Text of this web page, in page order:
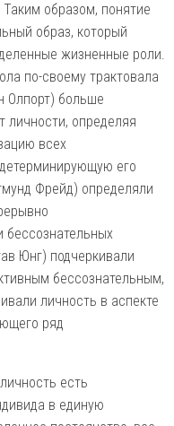
образом, понятие
образ, который
жизненные роли.
по-своему трактовала
Олпорт) больше
личности, определяя
всех
его
Фрейд) определяли
бессознательных
Юнг) подчеркивали
бессознательным,
личность в аспекте
ряд
есть
в единую